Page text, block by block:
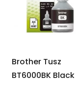
Brother Tusz
BT6000BK